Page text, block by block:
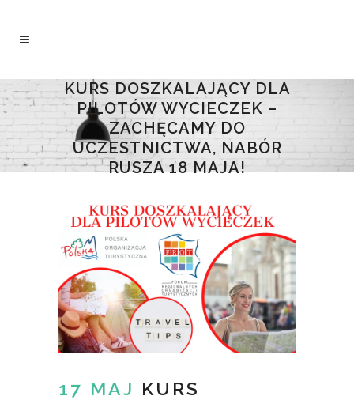
KURS DOSZKALAJĄCY DLA
PILOTÓW WYCIECZEK –
ZACHĘCAMY DO
UCZESTNICTWA, NABÓR
RUSZA 18 MAJA!
17 MAJ KURS